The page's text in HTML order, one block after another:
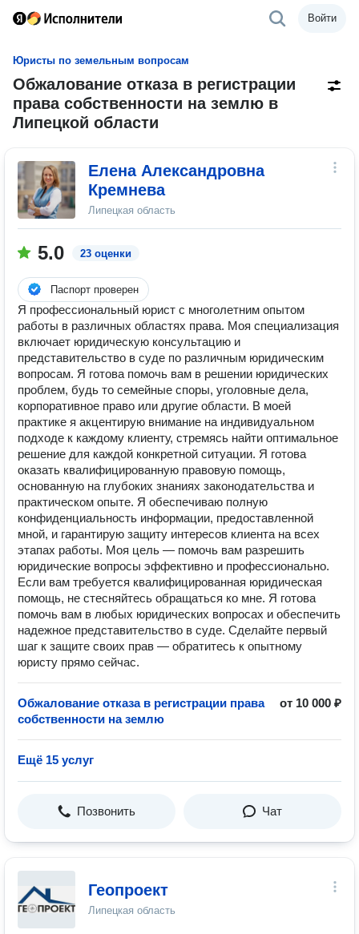
Войти
Юристы по земельным вопросам
Обжалование отказа в регистрации
права собственности на землю в
Липецкой области
Елена Александровна
Кремнева
Липецкая область
5.0 23 оценки
Паспорт проверен
Я профессиональный юрист с многолетним опытом
работы в различных областях права. Моя специализация
включает юридическую консультацию и
представительство в суде по различным юридическим
вопросам. Я готова помочь вам в решении юридических
проблем, будь то семейные споры, уголовные дела,
корпоративное право или другие области. В моей
практике я акцентирую внимание на индивидуальном
подходе к каждому клиенту, стремясь найти оптимальное
решение для каждой конкретной ситуации. Я готова
оказать квалифицированную правовую помощь,
основанную на глубоких знаниях законодательства и
практическом опыте. Я обеспечиваю полную
конфиденциальность информации, предоставленной
мной, и гарантирую защиту интересов клиента на всех
этапах работы. Моя цель — помочь вам разрешить
юридические вопросы эффективно и профессионально.
Если вам требуется квалифицированная юридическая
помощь, не стесняйтесь обращаться ко мне. Я готова
помочь вам в любых юридических вопросах и обеспечить
надежное представительство в суде. Сделайте первый
шаг к защите своих прав — обратитесь к опытному
юристу прямо сейчас.
Обжалование отказа в регистрации права
собственности на землю
от 10 000 ₽
Ещё 15 услуг
Позвонить Чат
Геопроект
Липецкая область